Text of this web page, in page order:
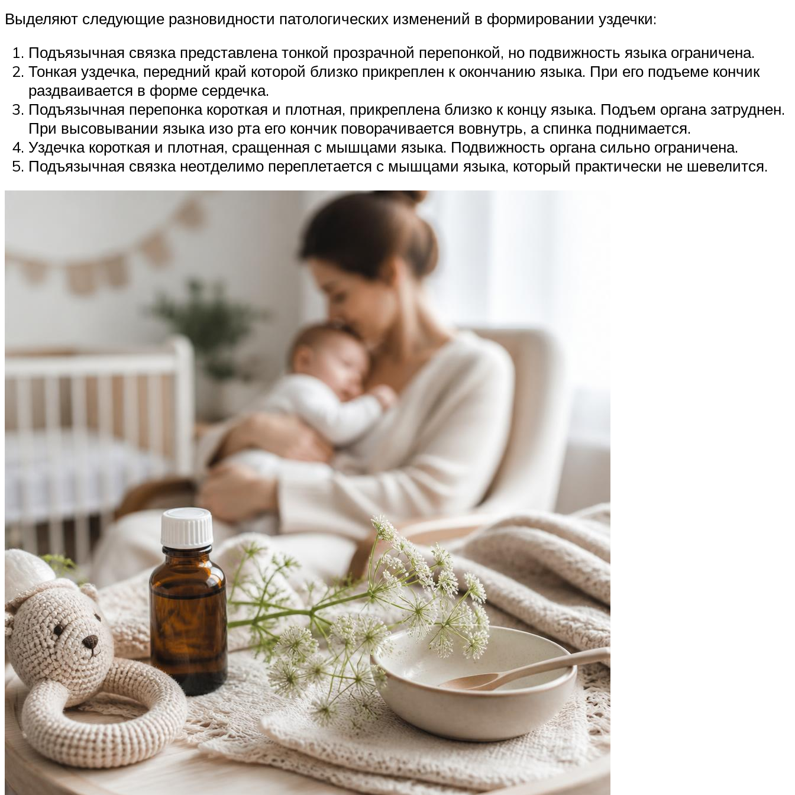
Выделяют следующие разновидности патологических изменений в формировании уздечки:
Подъязычная связка представлена тонкой прозрачной перепонкой, но подвижность языка ограничена.
Тонкая уздечка, передний край которой близко прикреплен к окончанию языка. При его подъеме кончик
раздваивается в форме сердечка.
Подъязычная перепонка короткая и плотная, прикреплена близко к концу языка. Подъем органа затруднен.
При высовывании языка изо рта его кончик поворачивается вовнутрь, а спинка поднимается.
Уздечка короткая и плотная, сращенная с мышцами языка. Подвижность органа сильно ограничена.
Подъязычная связка неотделимо переплетается с мышцами языка, который практически не шевелится.